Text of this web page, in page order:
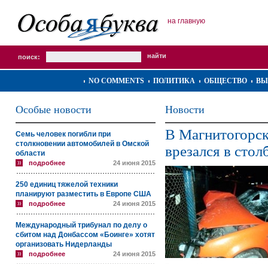
на главную
поиск:
NO COMMENTS ПОЛИТИКА ОБЩЕСТВО
Особые новости
Семь человек погибли при
столкновении автомобилей в Омской
области
подробнее 24 июня 2015
250 единиц тяжелой техники
планируют разместить в Европе США
подробнее 24 июня 2015
Международный трибунал по делу о
сбитом над Донбассом «Боинге» хотят
организовать Нидерланды
подробнее 24 июня 2015
Новости
В
врезался в